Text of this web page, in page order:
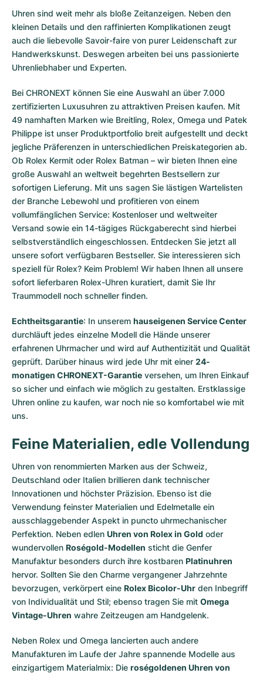
Uhren sind weit mehr als bloße Zeitanzeigen. Neben den
kleinen Details und den raffinierten Komplikationen zeugt
auch die liebevolle Savoir-faire von purer Leidenschaft zur
Handwerkskunst. Deswegen arbeiten bei uns passionierte
Uhrenliebhaber und Experten.
Bei CHRONEXT können Sie eine Auswahl an über 7.000
zertifizierten Luxusuhren zu attraktiven Preisen kaufen. Mit
49 namhaften Marken wie Breitling, Rolex, Omega und Patek
Philippe ist unser Produktportfolio breit aufgestellt und deckt
jegliche Präferenzen in unterschiedlichen Preiskategorien ab.
Ob Rolex Kermit oder Rolex Batman – wir bieten Ihnen eine
große Auswahl an weltweit begehrten Bestsellern zur
sofortigen Lieferung. Mit uns sagen Sie lästigen Wartelisten
der Branche Lebewohl und profitieren von einem
vollumfänglichen Service: Kostenloser und weltweiter
Versand sowie ein 14-tägiges Rückgaberecht sind hierbei
selbstverständlich eingeschlossen. Entdecken Sie jetzt all
unsere sofort verfügbaren Bestseller. Sie interessieren sich
speziell für Rolex? Keim Problem! Wir haben Ihnen all unsere
sofort lieferbaren Rolex-Uhren kuratiert, damit Sie Ihr
Traummodell noch schneller finden.
Echtheitsgarantie: In unserem hauseigenen Service Center
durchläuft jedes einzelne Modell die Hände unserer
erfahrenen Uhrmacher und wird auf Authentizität und Qualität
geprüft. Darüber hinaus wird jede Uhr mit einer 24-
monatigen CHRONEXT-Garantie versehen, um Ihren Einkauf
so sicher und einfach wie möglich zu gestalten. Erstklassige
Uhren online zu kaufen, war noch nie so komfortabel wie mit
uns.
Feine Materialien, edle Vollendung
Uhren von renommierten Marken aus der Schweiz,
Deutschland oder Italien brillieren dank technischer
Innovationen und höchster Präzision. Ebenso ist die
Verwendung feinster Materialien und Edelmetalle ein
ausschlaggebender Aspekt in puncto uhrmechanischer
Perfektion. Neben edlen Uhren von Rolex in Gold oder
wundervollen Roségold-Modellen sticht die Genfer
Manufaktur besonders durch ihre kostbaren Platinuhren
hervor. Sollten Sie den Charme vergangener Jahrzehnte
bevorzugen, verkörpert eine Rolex Bicolor-Uhr den Inbegriff
von Individualität und Stil; ebenso tragen Sie mit Omega
Vintage-Uhren wahre Zeitzeugen am Handgelenk.
Neben Rolex und Omega lancierten auch andere
Manufakturen im Laufe der Jahre spannende Modelle aus
einzigartigem Materialmix: Die roségoldenen Uhren von